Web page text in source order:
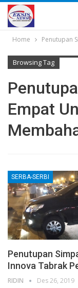
Home Penutupan
Browsing Tag
Empat
SERBA-SERBI
Penutupan
Innova Tabrak
RIDIN Des 26, 2019